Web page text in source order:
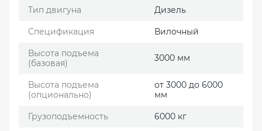
Тип двигуна Дизель
Спецификация Вилочный
Высота подъема
(базовая)
3000 мм
Высота подъема
(опционально)
от 3000 до 6000
мм
Грузоподъемность 6000 кг